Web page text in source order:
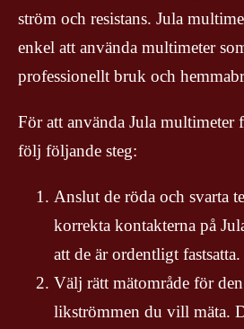
ström och resistans. Jula
enkel att använda multimeter
professionellt bruk och
För att använda Jula multimeter
följ följande steg:
Anslut de röda och svarta
korrekta kontakterna på
att de är ordentligt fastsatta.
Välj rätt mätområde för
likströmmen du vill mäta.